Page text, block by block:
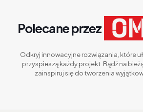
Polecane przez
Odkryj innowacyjne rozwiązania, które
przyspieszą każdy projekt. Bądź na
zainspiruj się do tworzenia